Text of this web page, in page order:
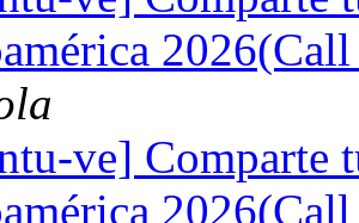
ve] Comparte